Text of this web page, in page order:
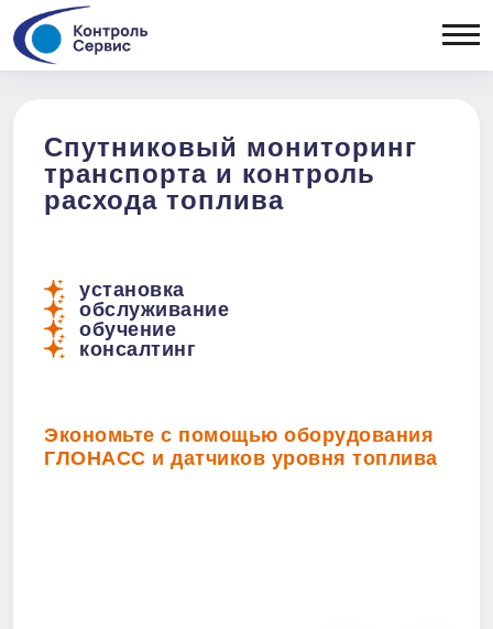
ОТРАСЛЕВЫЕ РЕШЕНИЯ
Сельхозтехника
коммерческий
транспорт
Рефрижераторы
Тепловозы
Вывоз ТБО
контроллеры
Датчики уровня
топлива
Спутниковый мониторинг
транспорта и контроль
расхода топлива
установка
обслуживание
обучение
консалтинг
Экономьте с помощью оборудования
ГЛОНАСС и датчиков уровня топлива